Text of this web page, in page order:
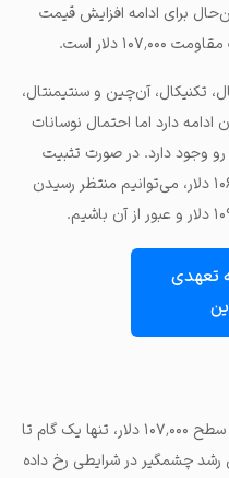
برای ادامه افزایش قیمت
دلار است.
تکنیکال، آن‌چین و سنتیمنتال،
دارد اما احتمال نوسانات
وجود دارد. در صورت تثبیت
قیمت بالای مقاومت استاتیک مهم ۱۰۶,۰۰۰ دلار، می‌توانیم منتظر رسیدن
تعهدی
در هفته‌های اخیر بیت‌کوین با رسیدن به سطح ۱۰۷٬۰۰۰ دلار، تنها یک گام تا
چشمگیر در شرایطی رخ داده